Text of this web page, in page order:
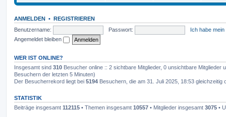
ANMELDEN • REGISTRIEREN
Benutzername:
Passwort:
Ich habe
Angemeldet bleiben
WER IST ONLINE?
Insgesamt sind 310 Besucher online :: 2 sichtbare Mitglieder, 0 unsichtbare Mitglieder
Besuchern der letzten 5 Minuten)
Der Besucherrekord liegt bei 5194 Besuchern, die am 31. Juli 2025, 18:53 gleichzeitig
STATISTIK
Beiträge insgesamt 112115 • Themen insgesamt 10557 • Mitglieder insgesamt 3075 •